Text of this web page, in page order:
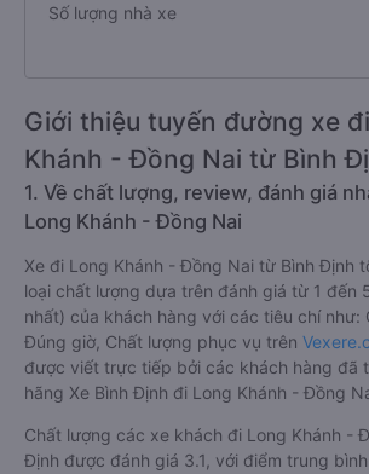
Số lượng nhà xe
Giới thiệu tuyến đường xe
Khánh - Đồng Nai từ Bình
1. Về chất lượng, review, đánh giá
Long Khánh - Đồng Nai
Xe đi Long Khánh - Đồng Nai từ Bình Định
loại chất lượng dựa trên đánh giá từ 1 đến
nhất) của khách hàng với các tiêu chí như:
Đúng giờ, Chất lượng phục vụ trên
được viết trực tiếp bởi các khách hàng đã
hãng Xe Bình Định đi Long Khánh - Đồng
Chất lượng các xe khách đi Long Khánh -
Định được đánh giá 3.1, với điểm trung